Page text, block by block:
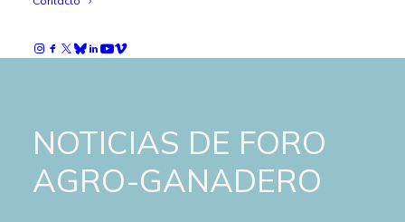
NOTICIAS DE FORO
AGRO-GANADERO